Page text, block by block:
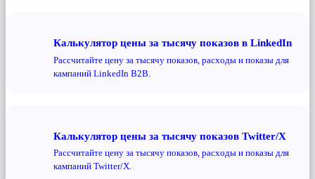
Калькулятор цены за тысячу показов в LinkedIn
Рассчитайте цену за тысячу показов, расходы и показы для
кампаний LinkedIn B2B.
Калькулятор цены за тысячу показов Twitter/X
Рассчитайте цену за тысячу показов, расходы и показы для
кампаний Twitter/X.